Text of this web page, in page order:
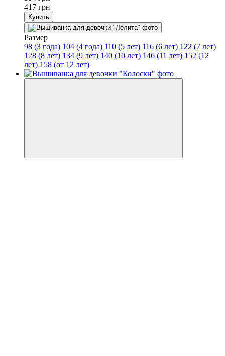
417 грн
Купить
Размер
98 (3 года) 104 (4 года) 110 (5 лет) 116 (6 лет) 122 (7 лет)
128 (8 лет) 134 (9 лет) 140 (10 лет) 146 (11 лет) 152 (12
лет) 158 (от 12 лет)